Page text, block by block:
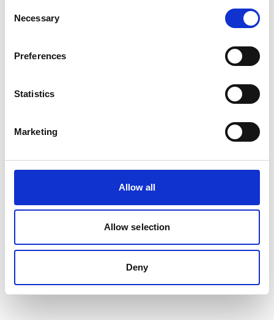
Selection
Necessary
Preferences
Statistics
Marketing
Allow all
Allow selection
Deny
autonomen Systemen und darüber hinaus vorantreiben.